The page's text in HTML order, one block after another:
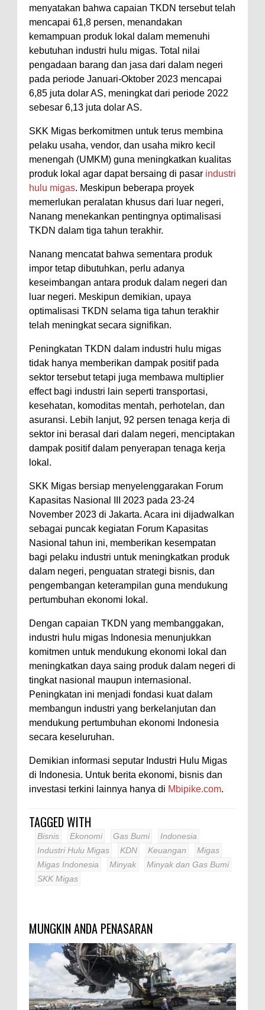
menyatakan bahwa capaian TKDN tersebut telah
mencapai 61,8 persen, menandakan
kemampuan produk lokal dalam memenuhi
kebutuhan industri hulu migas. Total nilai
pengadaan barang dan jasa dari dalam negeri
pada periode Januari-Oktober 2023 mencapai
6,85 juta dolar AS, meningkat dari periode 2022
sebesar 6,13 juta dolar AS.
SKK Migas berkomitmen untuk terus membina
pelaku usaha, vendor, dan usaha mikro kecil
menengah (UMKM) guna meningkatkan kualitas
produk lokal agar dapat bersaing di pasar industri
hulu migas. Meskipun beberapa proyek
memerlukan peralatan khusus dari luar negeri,
Nanang menekankan pentingnya optimalisasi
TKDN dalam tiga tahun terakhir.
Nanang mencatat bahwa sementara produk
impor tetap dibutuhkan, perlu adanya
keseimbangan antara produk dalam negeri dan
luar negeri. Meskipun demikian, upaya
optimalisasi TKDN selama tiga tahun terakhir
telah meningkat secara signifikan.
Peningkatan TKDN dalam industri hulu migas
tidak hanya memberikan dampak positif pada
sektor tersebut tetapi juga membawa multiplier
effect bagi industri lain seperti transportasi,
kesehatan, komoditas mentah, perhotelan, dan
asuransi. Lebih lanjut, 92 persen tenaga kerja di
sektor ini berasal dari dalam negeri, menciptakan
dampak positif dalam penyerapan tenaga kerja
lokal.
SKK Migas bersiap menyelenggarakan Forum
Kapasitas Nasional III 2023 pada 23-24
November 2023 di Jakarta. Acara ini dijadwalkan
sebagai puncak kegiatan Forum Kapasitas
Nasional tahun ini, memberikan kesempatan
bagi pelaku industri untuk meningkatkan produk
dalam negeri, penguatan strategi bisnis, dan
pengembangan keterampilan guna mendukung
pertumbuhan ekonomi lokal.
Dengan capaian TKDN yang membanggakan,
industri hulu migas Indonesia menunjukkan
komitmen untuk mendukung ekonomi lokal dan
meningkatkan daya saing produk dalam negeri di
tingkat nasional maupun internasional.
Peningkatan ini menjadi fondasi kuat dalam
membangun industri yang berkelanjutan dan
mendukung pertumbuhan ekonomi Indonesia
secara keseluruhan.
Demikian informasi seputar Industri Hulu Migas
di Indonesia. Untuk berita ekonomi, bisnis dan
investasi terkini lainnya hanya di Mbipike.com.
TAGGED WITH
Bisnis Ekonomi Gas Bumi
Indonesia
Industri Hulu Migas
KDN Keuangan
Migas
Migas Indonesia
Minyak
Minyak dan Gas Bumi
SKK Migas
MUNGKIN ANDA PENASARAN